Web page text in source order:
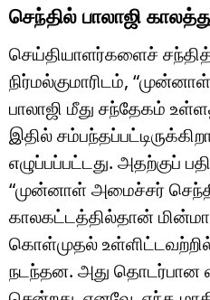
செந்தில் பாலாஜி
செய்தியாளர்களைச்
நிர்மல்குமாரிடம்,
பாலாஜி மீது சந்தேகம்
இதில்
எழுப்பப்பட்டது. அதற்குப்
“முன்னாள் அமைச்சர்
காலகட்டத்தில்தான்
கொள்முதல்
நடந்தன. அது தொடர்பான